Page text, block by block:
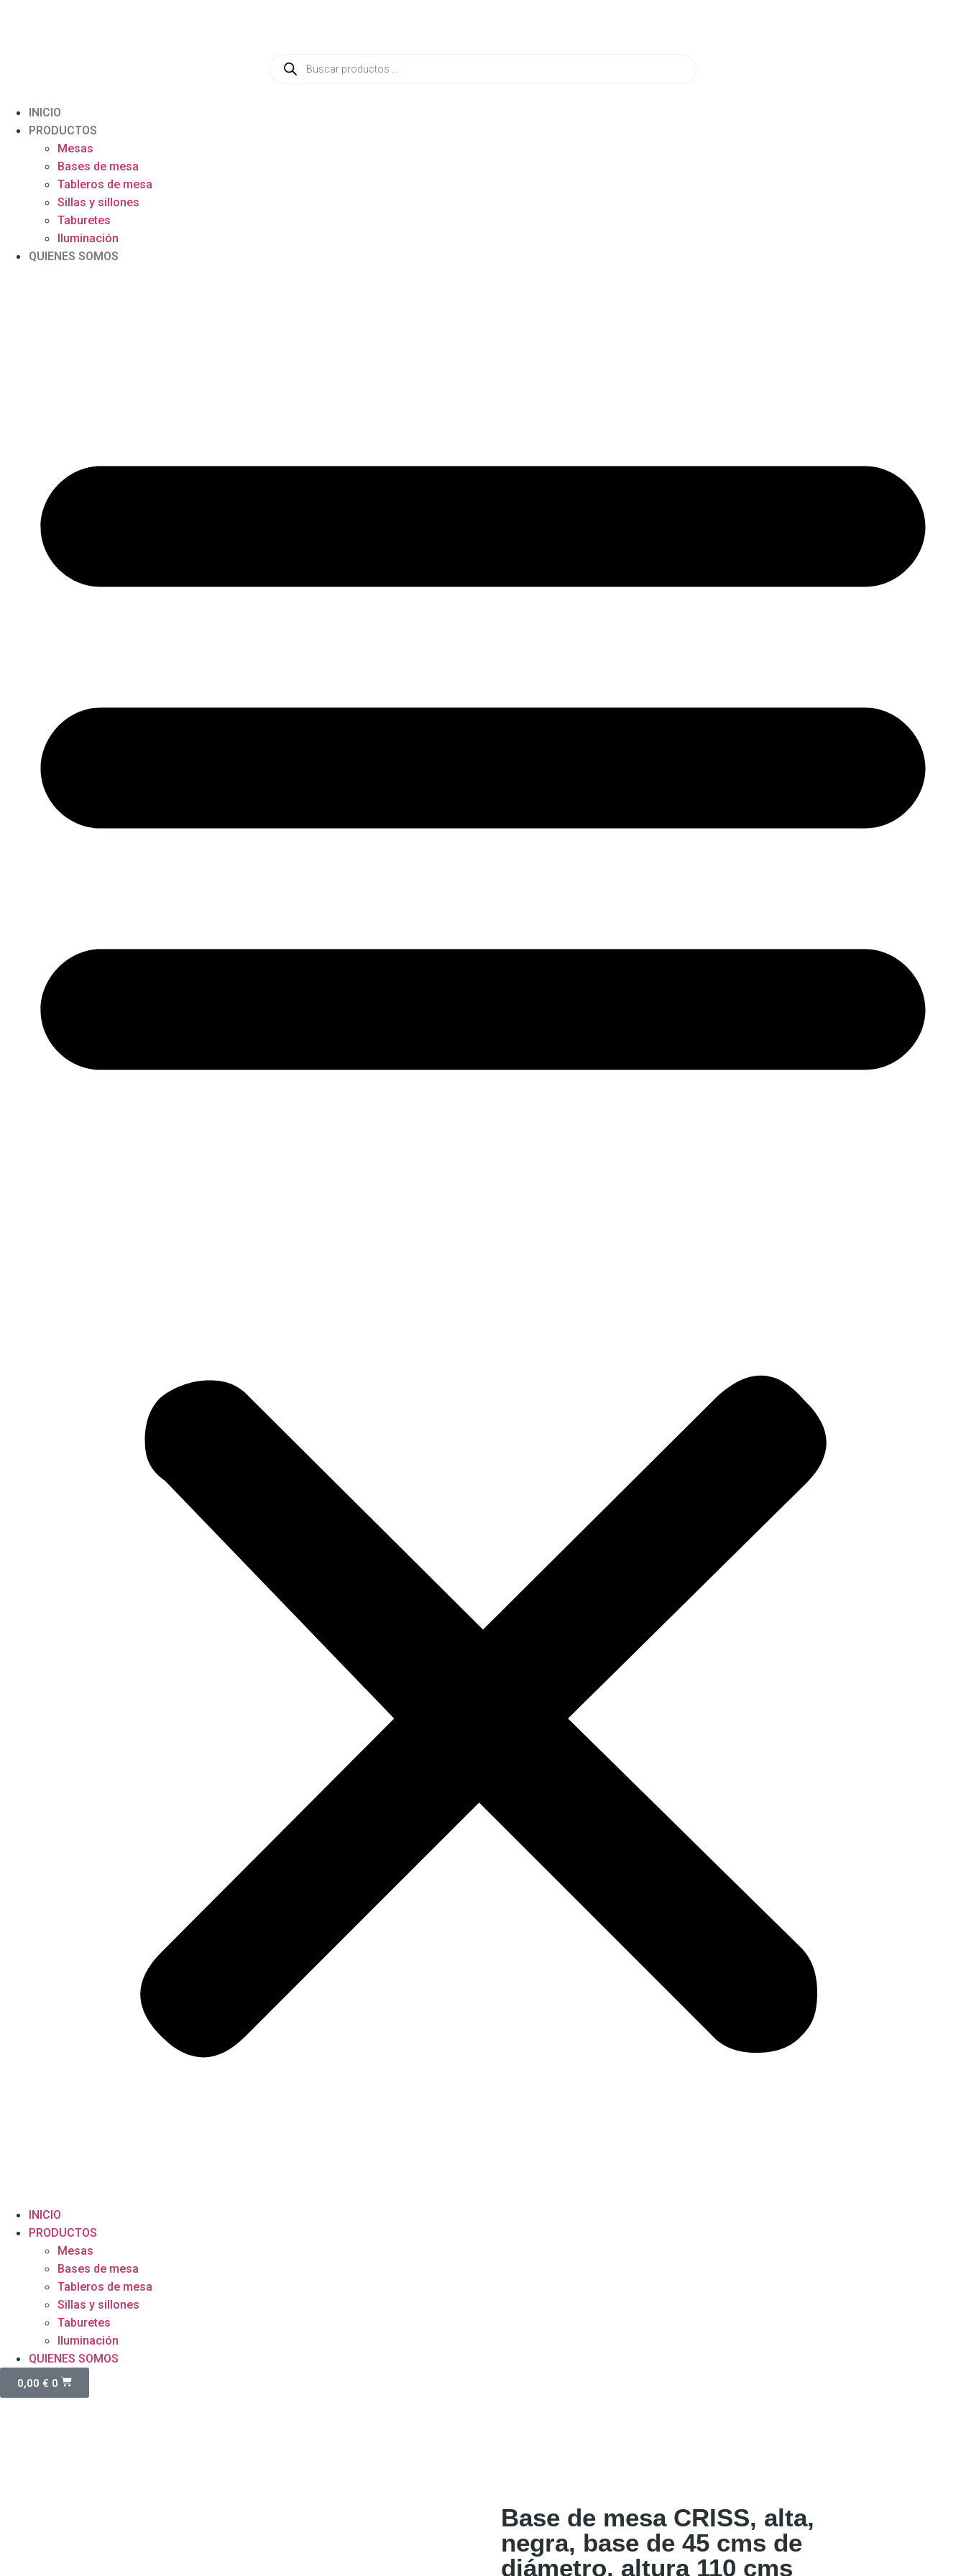
INICIO
PRODUCTOS
Mesas
Bases de mesa
Tableros de mesa
Sillas y sillones
Taburetes
Iluminación
QUIENES SOMOS
INICIO
PRODUCTOS
Mesas
Bases de mesa
Tableros de mesa
Sillas y sillones
Taburetes
Iluminación
QUIENES SOMOS
0,00 € 0
Base de mesa CRISS, alta,
negra, base de 45 cms de
diámetro, altura 110 cms